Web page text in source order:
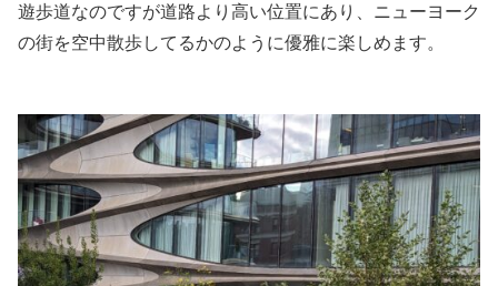
遊歩道なのですが道路より高い位置にあり、ニューヨーク
の街を空中散歩してるかのように優雅に楽しめます。